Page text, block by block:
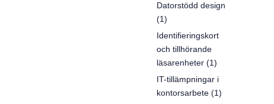
Datorstödd design
(1)
Identifieringskort
och tillhörande
läsarenheter (1)
IT-tillämpningar i
kontorsarbete (1)